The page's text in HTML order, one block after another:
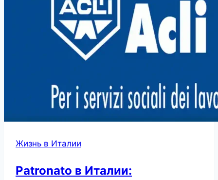
Жизнь в Италии
Patronato в Италии: